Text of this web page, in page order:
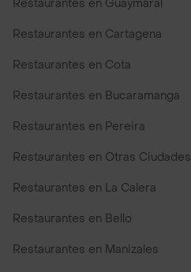
Restaurantes en Guaymaral
Restaurantes en Cartagena
Restaurantes en Cota
Restaurantes en Bucaramanga
Restaurantes en Pereira
Restaurantes en Otras Ciudades
Restaurantes en La Calera
Restaurantes en Bello
Restaurantes en Manizales